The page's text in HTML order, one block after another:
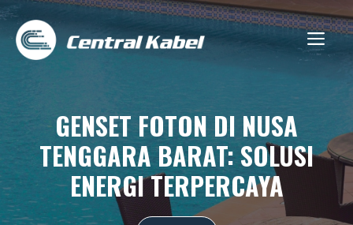
Skip
content
GENSET FOTON DI NUSA
TENGGARA BARAT: SOLUSI
ENERGI TERPERCAYA